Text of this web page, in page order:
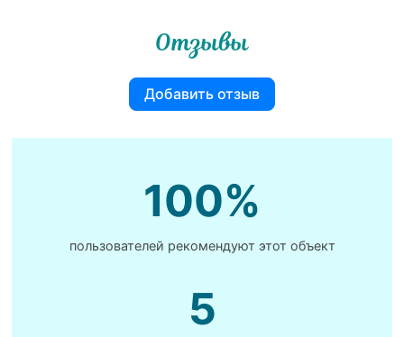
Отзывы
Добавить отзыв
100%
пользователей рекомендуют этот объект
5